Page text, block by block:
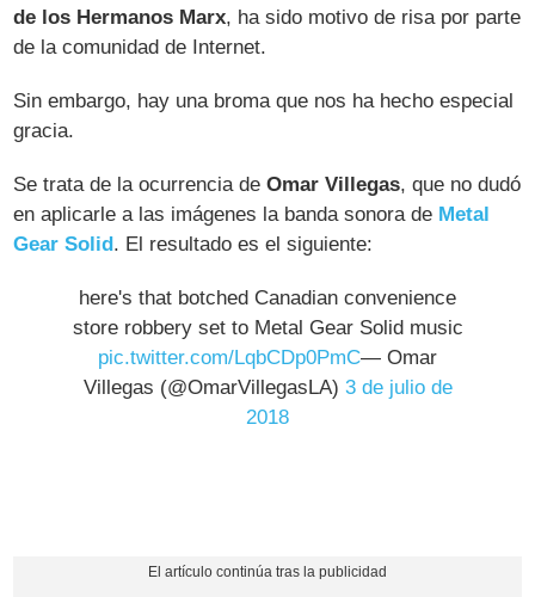
de los Hermanos Marx, ha sido motivo de risa por parte
de la comunidad de Internet.
Sin embargo, hay una broma que nos ha hecho especial
gracia.
Se trata de la ocurrencia deOmar Villegas, que no dudó
en aplicarle a las imágenes la banda sonora de Metal
Gear Solid. El resultado es el siguiente:
here's that botched Canadian convenience
store robbery set to Metal Gear Solid music
pic.twitter.com/LqbCDp0PmC— Omar
Villegas (@OmarVillegasLA) 3 de julio de
2018